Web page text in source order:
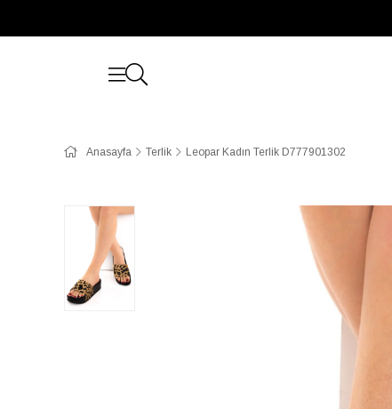
Anasayfa Terlik Leopar Kadın Terlik D777901302